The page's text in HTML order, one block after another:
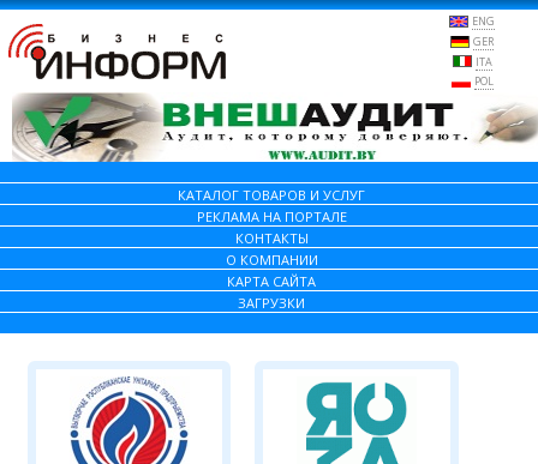
ENG
GER
ITA
POL
КАТАЛОГ ТОВАРОВ И УСЛУГ
РЕКЛАМА НА ПОРТАЛЕ
КОНТАКТЫ
О КОМПАНИИ
КАРТА САЙТА
ЗАГРУЗКИ